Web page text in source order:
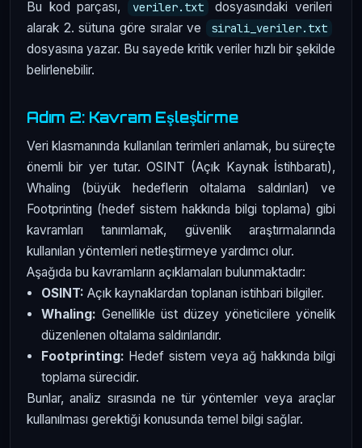
Bu kod parçası, veriler.txt
dosyasındaki verileri
alarak 2. sütuna göre sıralar ve
sirali_veriler.txt
dosyasına yazar. Bu sayede kritik veriler hızlı bir şekilde
belirlenebilir.
Adım 2: Kavram Eşleştirme
Veri klasmanında kullanılan terimleri anlamak, bu süreçte
önemli bir yer tutar. OSINT (Açık Kaynak İstihbaratı),
Whaling (büyük hedeflerin oltalama saldırıları) ve
Footprinting (hedef sistem hakkında bilgi toplama) gibi
kavramları tanımlamak, güvenlik araştırmalarında
kullanılan yöntemleri netleştirmeye yardımcı olur.
Aşağıda bu kavramların açıklamaları bulunmaktadır:
OSINT: Açık kaynaklardan toplanan istihbari bilgiler.
Whaling: Genellikle üst düzey yöneticilere yönelik
düzenlenen oltalama saldırılarıdır.
Footprinting: Hedef sistem veya ağ hakkında bilgi
toplama sürecidir.
Bunlar, analiz sırasında ne tür yöntemler veya araçlar
kullanılması gerektiği konusunda temel bilgi sağlar.